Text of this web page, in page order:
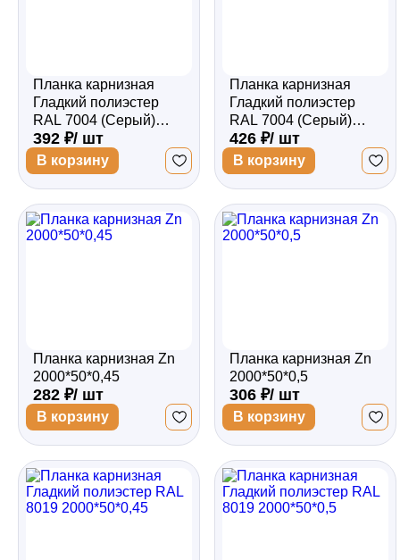
Планка карнизная
Гладкий полиэстер
RAL 7004 (Серый)
2000*80*0,45
392 ₽/ шт
В корзину
Планка карнизная
Гладкий полиэстер
RAL 7004 (Серый)
2000*80*0,5
426 ₽/ шт
В корзину
Планка карнизная Zn
2000*50*0,45
282 ₽/ шт
В корзину
Планка карнизная Zn
2000*50*0,5
306 ₽/ шт
В корзину